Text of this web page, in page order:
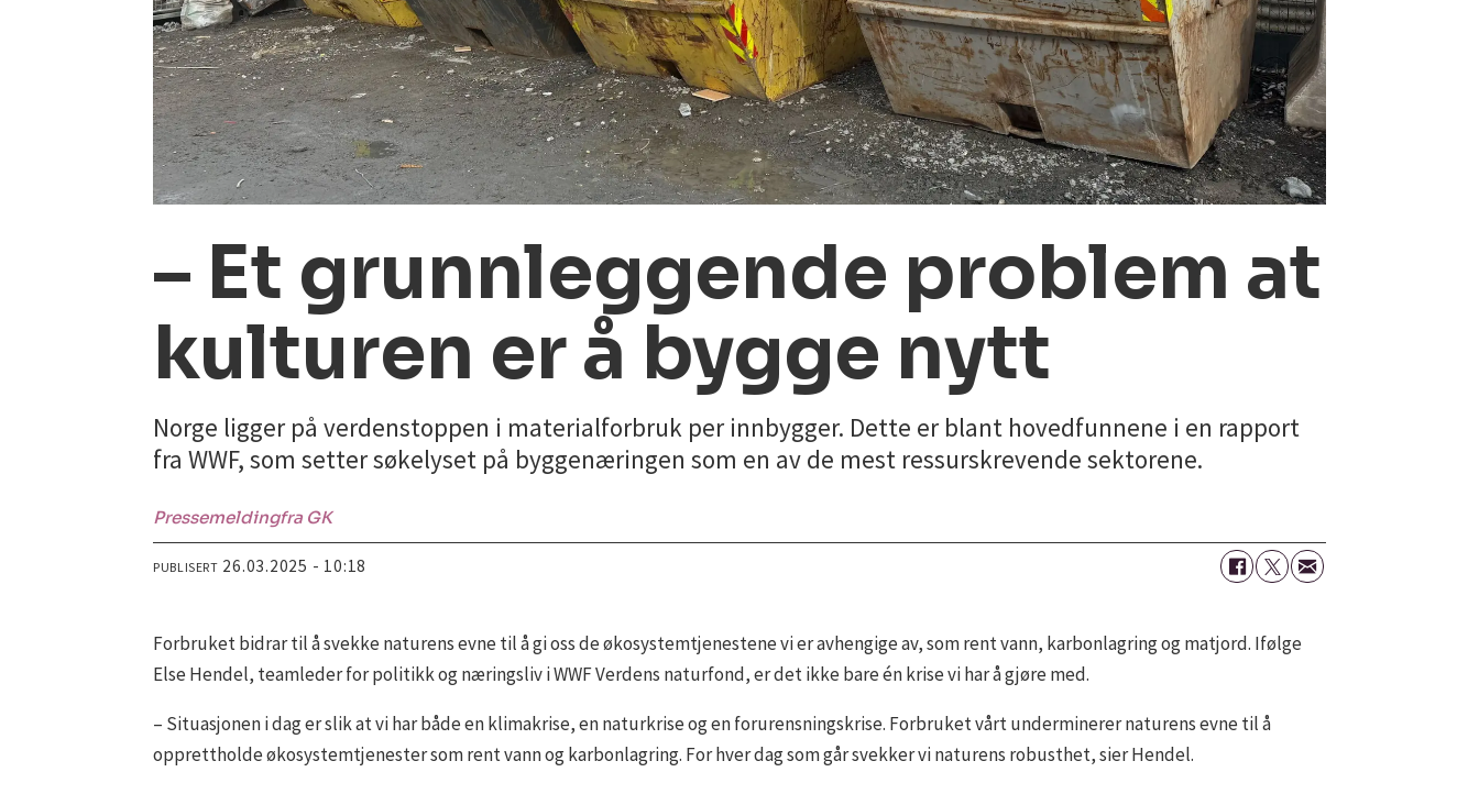
– Et grunnleggende problem at
kulturen er å bygge nytt
Norge ligger på verdenstoppen i materialforbruk per innbygger. Dette er blant hovedfunnene i en rapport
fra WWF, som setter søkelyset på byggenæringen som en av de mest ressurskrevende sektorene.
Pressemeldingfra GK
PUBLISERT 26.03.2025 - 10:18
Forbruket bidrar til å svekke naturens evne til å gi oss de økosystemtjenestene vi er avhengige av, som rent vann, karbonlagring og matjord. Ifølge
Else Hendel, teamleder for politikk og næringsliv i WWF Verdens naturfond, er det ikke bare én krise vi har å gjøre med.
– Situasjonen i dag er slik at vi har både en klimakrise, en naturkrise og en forurensningskrise. Forbruket vårt underminerer naturens evne til å
opprettholde økosystemtjenester som rent vann og karbonlagring. For hver dag som går svekker vi naturens robusthet, sier Hendel.